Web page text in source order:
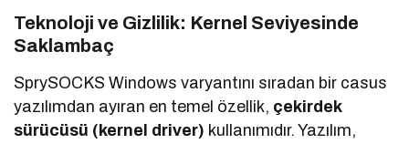
Teknoloji ve Gizlilik: Kernel Seviyesinde
Saklambaç
SprySOCKS Windows varyantını sıradan bir casus
yazılımdan ayıran en temel özellik, çekirdek
sürücüsü (kernel driver) kullanımıdır. Yazılım,